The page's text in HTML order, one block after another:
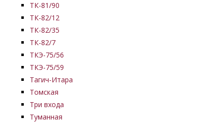
ТК-81/90
ТК-82/12
ТК-82/35
ТК-82/7
ТКЭ-75/56
ТКЭ-75/59
Тагич-Итара
Томская
Три входа
Туманная